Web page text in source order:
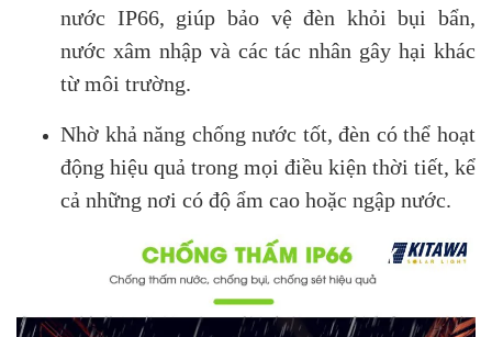
nước IP66, giúp bảo vệ đèn khỏi bụi bẩn,
nước xâm nhập và các tác nhân gây hại khác
từ môi trường.
Nhờ khả năng chống nước tốt, đèn có thể hoạt
động hiệu quả trong mọi điều kiện thời tiết, kể
cả những nơi có độ ẩm cao hoặc ngập nước.